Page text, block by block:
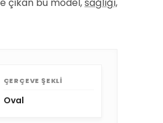
ÇERÇEVE ŞEKLI
Oval